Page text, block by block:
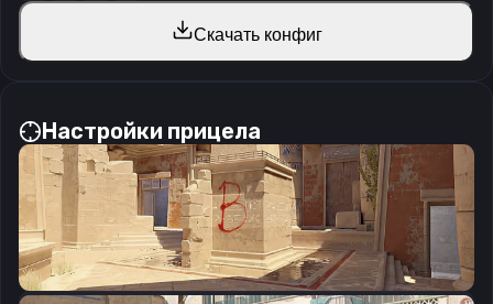
Скачать конфиг
Настройки прицела